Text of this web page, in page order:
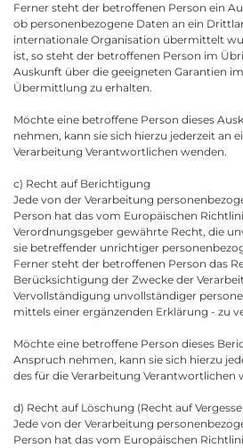
Ferner steht der betroffenen Person ein
ob personenbezogene Daten an ein
internationale Organisation übermittelt
ist, so steht der betroffenen Person im
Auskunft über die geeigneten Garantien
Übermittlung zu erhalten.
Möchte eine betroffene Person dieses
nehmen, kann sie sich hierzu jederzeit an
Verarbeitung Verantwortlichen wenden.
c) Recht auf Berichtigung
Jede von der Verarbeitung
Person hat das vom Europäischen
Verordnungsgeber gewährte Recht, die
sie betreffender unrichtiger
Ferner steht der betroffenen Person das
Berücksichtigung der Zwecke der
Vervollständigung unvollständiger
mittels einer ergänzenden Erklärung - zu
Möchte eine betroffene Person dieses
Anspruch nehmen, kann sie sich hierzu
des für die Verarbeitung Verantwortlichen
d) Recht auf Löschung (Recht auf
Jede von der Verarbeitung
Person hat das vom Europäischen